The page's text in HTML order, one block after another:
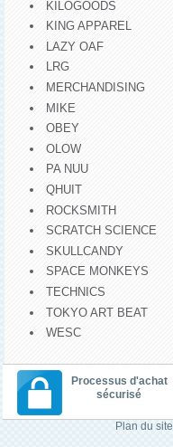
KILOGOODS
KING APPAREL
LAZY OAF
LRG
MERCHANDISING
MIKE
OBEY
OLOW
PA NUU
QHUIT
ROCKSMITH
SCRATCH SCIENCE
SKULLCANDY
SPACE MONKEYS
TECHNICS
TOKYO ART BEAT
WESC
Processus d'achat
sécurisé
Plan du site